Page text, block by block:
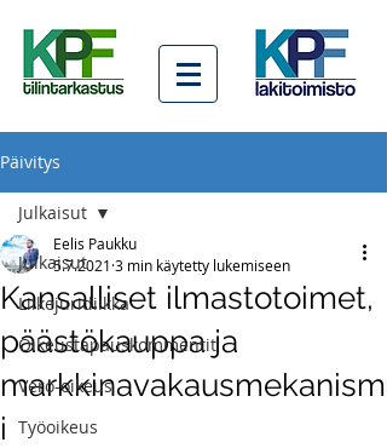
Päivitys
Julkaisut
Liikejuridiikka
Oikeustapauskommentit
Vero-oikeus
Työoikeus
Julkaisut
Kansalliset ilmastotoimet,
päästökauppa ja
markkinavakausmekanism
i
Eelis Paukku
5.7.2021 3 min käytetty lukemiseen